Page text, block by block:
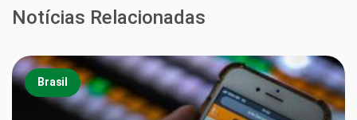
Notícias Relacionadas
Brasil